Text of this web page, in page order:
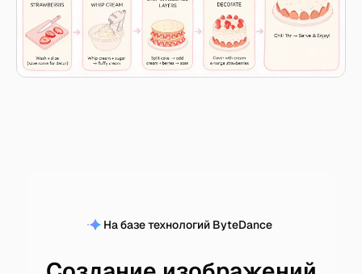
На базе технологий ByteDance